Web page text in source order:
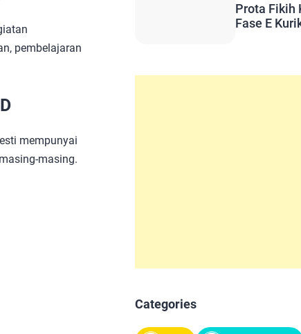
pembelajaran
mempunyai
masing.
Prota Fikih
Fase E
Categories